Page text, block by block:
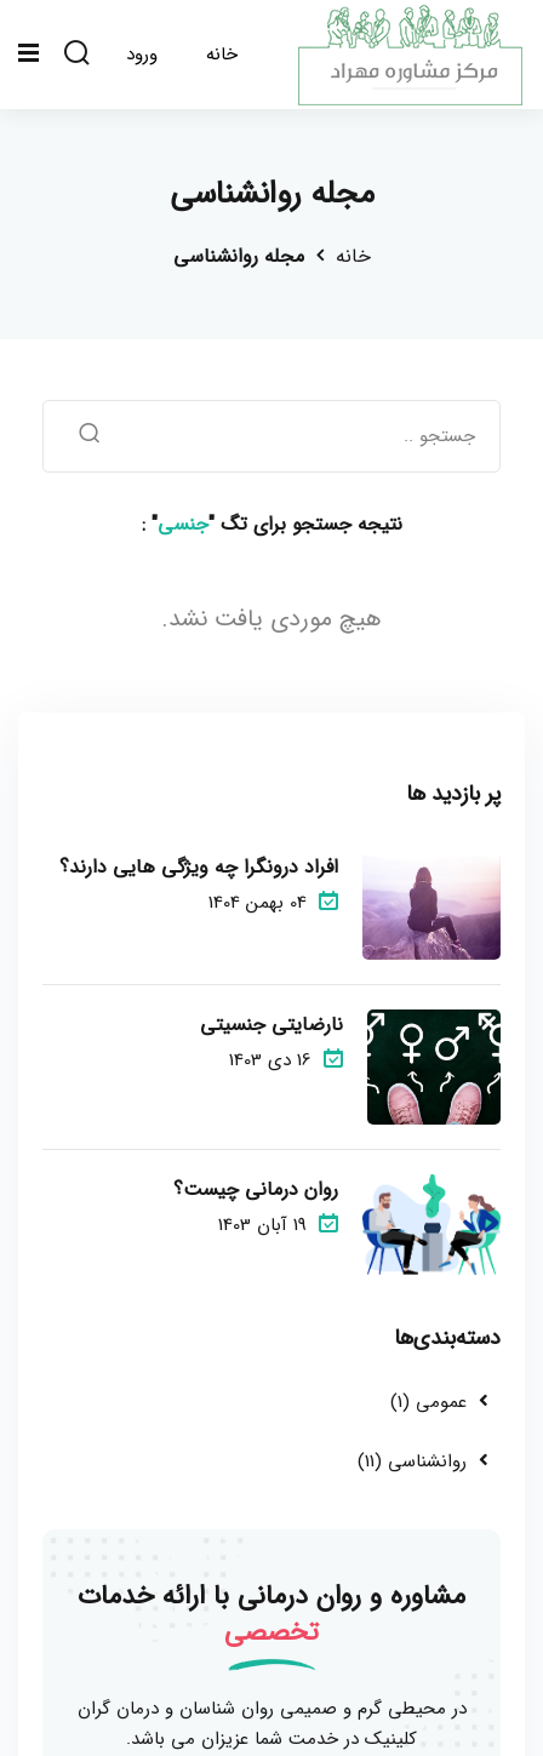
خانه ورود
مجله روانشناسی
خانه مجله روانشناسی
نتیجه جستجو برای تگ "جنسی" :
هیچ موردی یافت نشد.
پر بازدید ها
افراد درونگرا چه ویژگی هایی دارند؟
04 بهمن 1404
نارضایتی جنسیتی
16 دی 1403
روان درمانی چیست؟
19 آبان 1403
دسته‌بندی‌ها
عمومی (1)
روانشناسی (11)
مشاوره و روان درمانی با ارائه خدمات
تخصصی
در محیطی گرم و صمیمی روان شناسان و درمان گران
کلینیک در خدمت شما عزیزان می باشد.